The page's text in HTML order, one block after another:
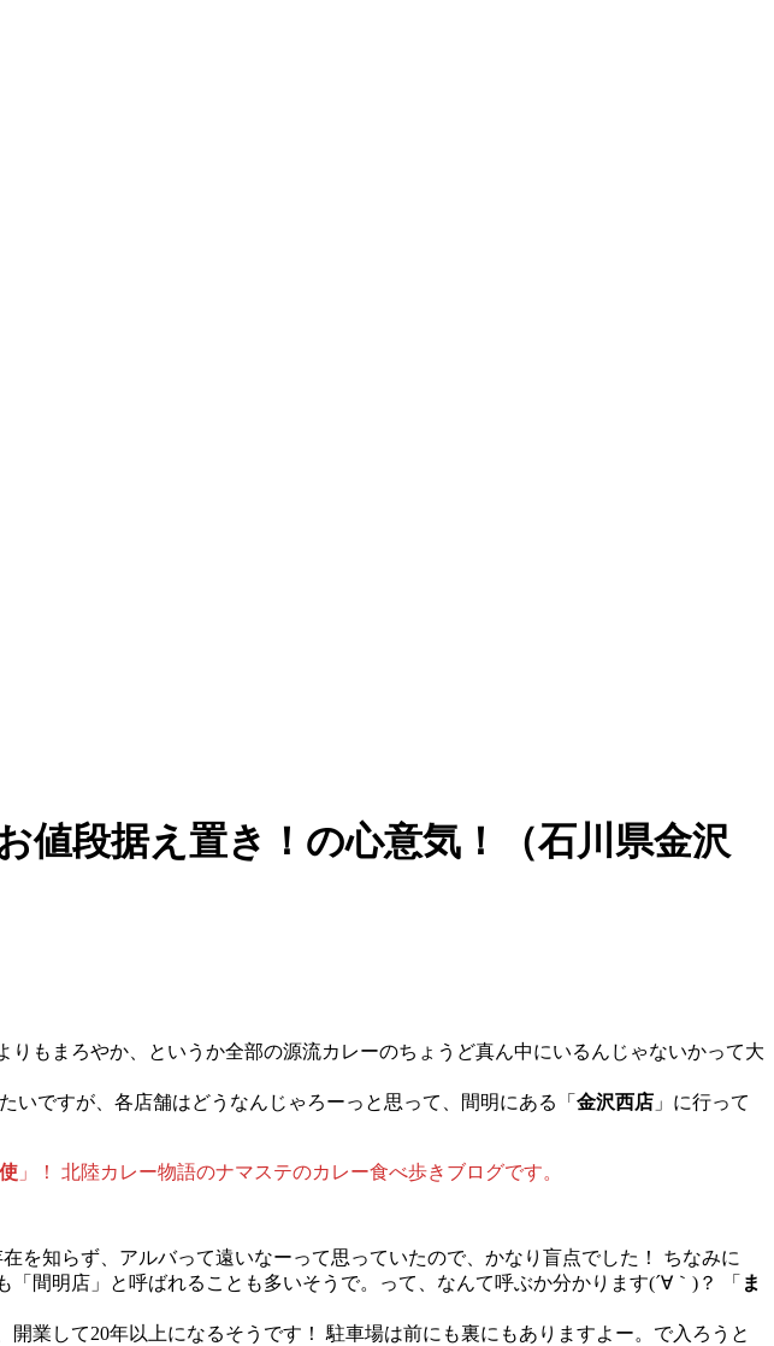
値段据え置き！の心意気！（石川県金沢
もまろやか、というか全部の源流カレーのちょうど真ん中にいるんじゃないかって大
ですが、各店舗はどうなんじゃろーっと思って、間明にある「 金沢西店 」に行って
」！ 北陸カレー物語のナマステのカレー食べ歩きブログです。
を知らず、アルバって遠いなーって思っていたので、かなり盲点でした！ ちなみに
「間明店」と呼ばれることも多いそうで。って、なんて呼ぶか分かります(´∀｀)？ 「 ま
業して20年以上になるそうです！ 駐車場は前にも裏にもありますよー。で入ろうと